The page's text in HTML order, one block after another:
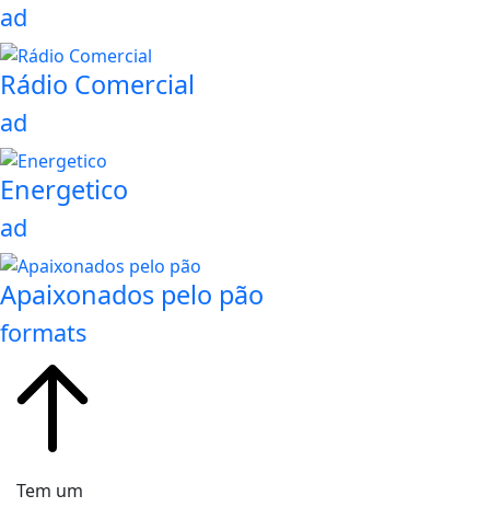
ad
Rádio Comercial
ad
Energetico
ad
Apaixonados pelo pão
formats
Tem um